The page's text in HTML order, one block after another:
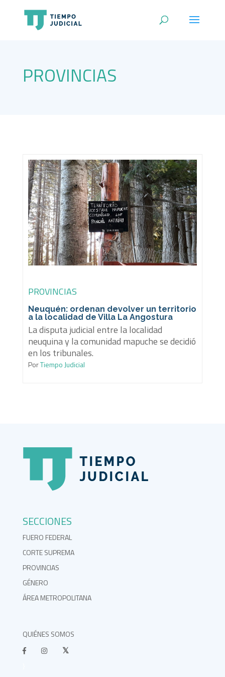
PROVINCIAS
PROVINCIAS
Neuquén: ordenan devolver un territorio
a la localidad de Villa La Angostura
La disputa judicial entre la localidad
neuquina y la comunidad mapuche se decidió
en los tribunales.
PorTiempo Judicial
SECCIONES
FUERO FEDERAL
CORTE SUPREMA
PROVINCIAS
GÉNERO
ÁREA METROPOLITANA
QUIÉNES SOMOS